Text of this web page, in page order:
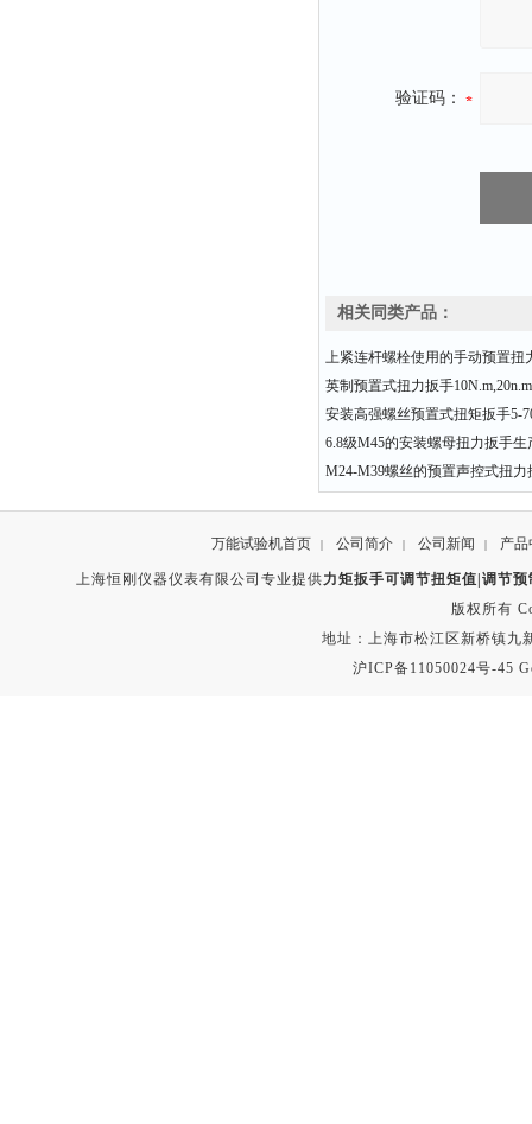
验证码：
相关同类产品：
上紧连杆螺栓使用的手动预置扭
英制预置式扭力扳手
安装高强螺丝预置式扭矩扳手5-
6.8级M45的安装螺母扭力扳手生
M24-M39螺丝的预置声控式扭力
万能试验机首页 | 公司简介 | 公司新闻 | 产品
上海恒刚仪器仪表有限公司专业提供力矩扳手可调节扭矩值|调节
版权所有
地址：上海市松江区新桥镇九
沪ICP备11050024号-45